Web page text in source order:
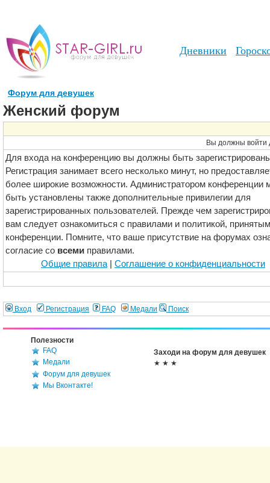
Дневники
Форум для девушек
Женский форум
Вы должны войти
Для входа на конференцию вы должны быть
Регистрация занимает всего несколько минут, но
более широкие возможности. Администратором конференции
быть установлены также дополнительные привилегии для
зарегистрированных пользователей. Прежде чем
вам следует ознакомиться с правилами и политикой,
конференции. Помните, что ваше присутствие на форумах
согласие со всеми правилами.
Общие правила
Соглашение о конфиденциальности
Вход Регистрация FAQ Медали Поиск
Полезности
FAQ
Медали
Форум для девушек
Мы Вконтакте!
Заходи на форум для девушек
★ ★ ★